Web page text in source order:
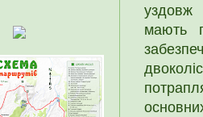
уздовж
мають